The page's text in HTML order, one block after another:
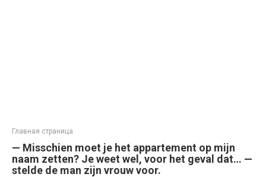
Главная страница
— Misschien moet je het appartement op mijn
naam zetten? Je weet wel, voor het geval dat… —
stelde de man zijn vrouw voor.